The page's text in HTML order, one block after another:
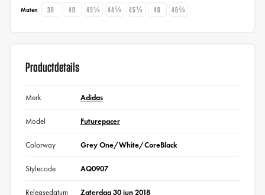
Maten 38 40 43⅓ 44⅔ 45⅓ 46 46⅔
Productdetails
Merk Adidas
Model Futurepacer
Colorway Grey One/White/CoreBlack
Stylecode AQ0907
Releasedatum Zaterdag 30 jun 2018